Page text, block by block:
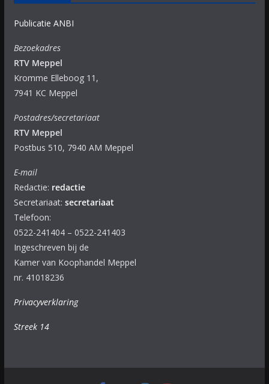
Publicatie ANBI
Bezoekadres
RTV Meppel
Kromme Elleboog 11,
7941 KC Meppel
Postadres/secretariaat
RTV Meppel
Postbus 510, 7940 AM Meppel
E-mail
Redactie: redactie
Secretariaat: secretariaat
Telefoon:
0522-241404 – 0522-241403
Ingeschreven bij de
Kamer van Koophandel Meppel
nr. 41018236
Privacyverklaring
Streek 14